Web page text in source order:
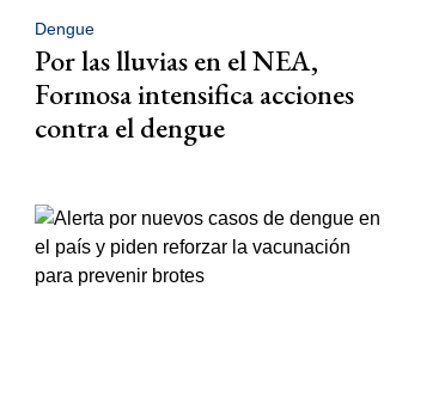
Dengue
Por las lluvias en el NEA,
Formosa intensifica acciones
contra el dengue